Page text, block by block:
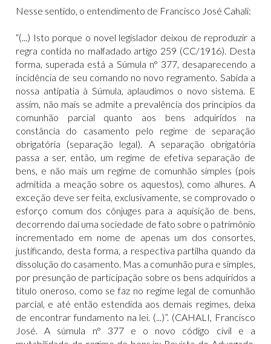
Nesse sentido, o entendimento de Francisco José Cahali:
“(...) Isto porque o novel legislador deixou de reproduzir a
regra contida no malfadado artigo 259 (CC/1916). Desta
forma, superada está a Súmula n° 377, desaparecendo a
incidência de seu comando no novo regramento. Sabida a
nossa antipatia à Súmula, aplaudimos o novo sistema. E
assim, não mais se admite a prevalência dos princípios da
comunhão parcial quanto aos bens adquiridos na
constância do casamento pelo regime de separação
obrigatória (separação legal). A separação obrigatória
passa a ser, então, um regime de efetiva separação de
bens, e não mais um regime de comunhão simples (pois
admitida a meação sobre os aquestos), como alhures. A
exceção deve ser feita, exclusivamente, se comprovado o
esforço comum dos cônjuges para a aquisição de bens,
decorrendo daí uma sociedade de fato sobre o patrimônio
incrementado em nome de apenas um dos consortes,
justificando, desta forma, a respectiva partilha quando da
dissolução do casamento. Mas a comunhão pura e simples,
por presunção de participação sobre os bens adquiridos a
título oneroso, como se faz no regime legal de comunhão
parcial, e até então estendida aos demais regimes, deixa
de encontrar fundamento na lei. (...)”. (CAHALI, Francisco
José. A súmula n° 377 e o novo código civil e a